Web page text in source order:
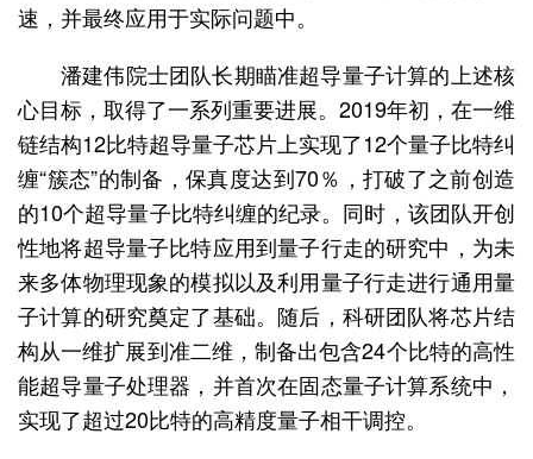
速，并最终应用于实际问题中。
潘建伟院士团队长期瞄准超导量子计算的上述核
心目标，取得了一系列重要进展。2019年初，在一维
链结构12比特超导量子芯片上实现了12个量子比特纠
缠“簇态”的制备，保真度达到70％，打破了之前创造
的10个超导量子比特纠缠的纪录。同时，该团队开创
性地将超导量子比特应用到量子行走的研究中，为未
来多体物理现象的模拟以及利用量子行走进行通用量
子计算的研究奠定了基础。随后，科研团队将芯片结
构从一维扩展到准二维，制备出包含24个比特的高性
能超导量子处理器，并首次在固态量子计算系统中，
实现了超过20比特的高精度量子相干调控。